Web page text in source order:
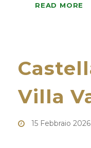
READ MORE
Villa
15 Febbraio 2026